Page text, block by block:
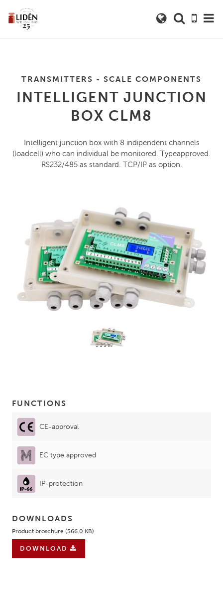
TRANSMITTERS - SCALE COMPONENTS
INTELLIGENT JUNCTION
BOX CLM8
Intelligent junction box with 8 indipendent channels
(loadcell) who can individual be monitored. Typeapproved.
RS232/485 as standard. TCP/IP as option.
FUNCTIONS
CE-approval
EC type approved
IP-protection
DOWNLOADS
Product broschure (566.0 KB)
DOWNLOAD